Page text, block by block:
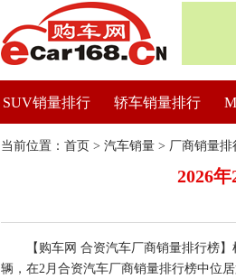
SUV销量排行 轿车销量排行
当前位置： 首页 > 汽车销量 > 厂商销量排
2026
【购车网 合资汽车厂商销量排行榜
辆，在2月合资汽车厂商销量排行榜中位